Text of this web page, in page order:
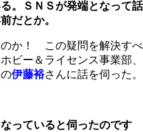
。ＳＮＳが発端となって話
だとか。
か！ この疑問を解決すべ
ビー＆ライセンス事業部、
伊藤裕さんに話を伺った。
っていると伺ったのです